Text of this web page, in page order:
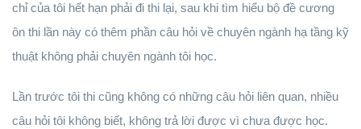
chỉ của tôi hết hạn phải đi thi lại, sau khi tìm hiểu bộ đề cương
ôn thi lần này có thêm phần câu hỏi về chuyên ngành hạ tầng kỹ
thuật không phải chuyên ngành tôi học.
Lần trước tôi thi cũng không có những câu hỏi liên quan, nhiều
câu hỏi tôi không biết, không trả lời được vì chưa được học.